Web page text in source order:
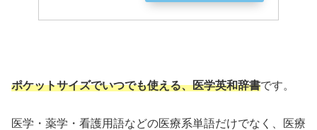
ポケットサイズでいつでも使える、医学英和辞書です。
医学・薬学・看護用語などの医療系単語だけでなく、医療